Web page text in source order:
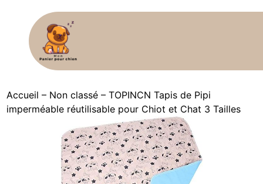
Accueil – Non classé –TOPINCN Tapis de Pipi
imperméable réutilisable pour Chiot et Chat 3 Tailles